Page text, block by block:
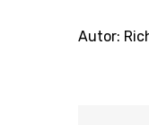
Autor: